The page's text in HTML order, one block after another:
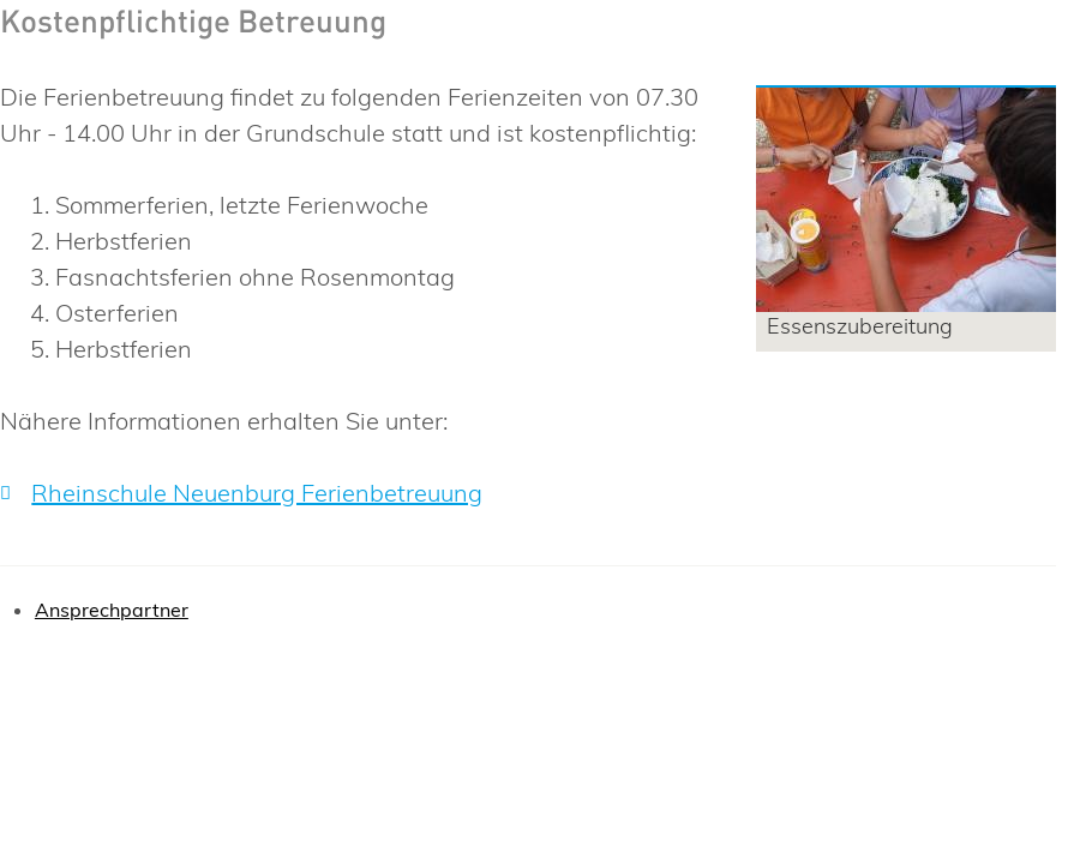
Kostenpflichtige Betreuung
Essenszubereitung
Die Ferienbetreuung findet zu folgenden Ferienzeiten von 07.30
Uhr - 14.00 Uhr in der Grundschule statt und ist kostenpflichtig:
Sommerferien, letzte Ferienwoche
Herbstferien
Fasnachtsferien ohne Rosenmontag
Osterferien
Herbstferien
Nähere Informationen erhalten Sie unter:
Rheinschule Neuenburg Ferienbetreuung
Ansprechpartner